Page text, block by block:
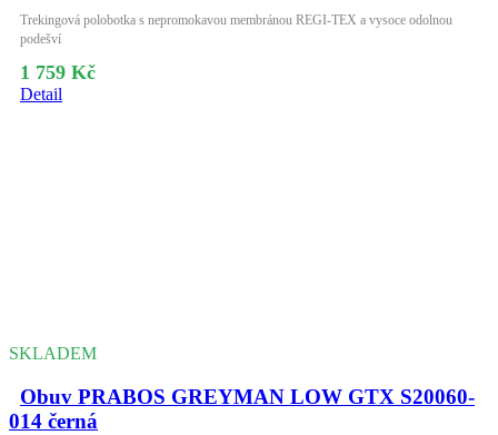
Trekingová polobotka s nepromokavou membránou REGI-TEX a vysoce odolnou
podešví
1 759 Kč
Detail
SKLADEM
Obuv PRABOS GREYMAN LOW GTX S20060-
014 černá